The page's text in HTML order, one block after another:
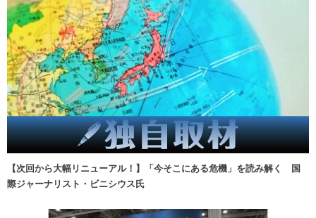
【次回から大幅リニューアル！】「今そこにある危機」を読み解く 国
際ジャーナリスト・ビニシウス氏